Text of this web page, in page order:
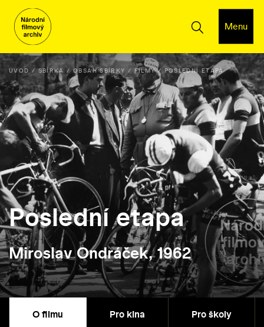
Menu
ÚVOD SBÍRKA OBSAH SBÍRKY FILMY POSLEDNÍ ETAPA
Poslední etapa
Miroslav Ondráček, 1962
O filmu Pro kina Pro školy